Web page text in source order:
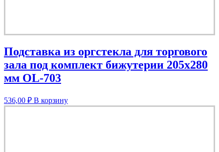
Подставка из оргстекла для торгового
зала под комплект бижутерии 205х280
мм OL-703
536,00 ₽ В корзину